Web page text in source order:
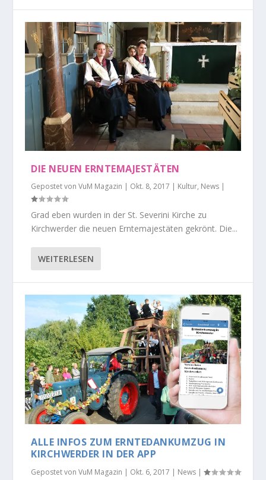
DIE NEUEN ERNTEMAJESTÄTEN
Gepostet vonVuM Magazin | Okt. 8, 2017 | Kultur, News |
Grad eben wurden in der St. Severini Kirche zu
Kirchwerder die neuen Erntemajestäten gekrönt. Die...
WEITERLESEN
ALLE INFOS ZUM ERNTEDANKUMZUG IN
KIRCHWERDER IN DER APP
Gepostet vonVuM Magazin | Okt. 6, 2017 | News |